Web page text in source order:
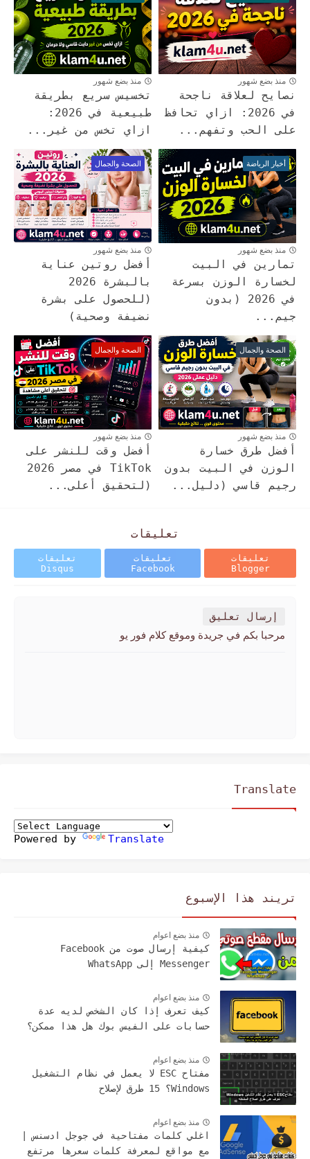
منذ بضع شهور
نصايح لعلاقة ناجحة
في 2026: ازاي تحافظ
على الحب وتفهم...
منذ بضع شهور
تخسيس سريع بطريقة
طبيعية في 2026:
ازاي تخس من غير...
أخبار الرياضة
منذ بضع شهور
تمارين في البيت
لخسارة الوزن بسرعة
في 2026 (بدون
جيم...
الصحة والجمال
منذ بضع شهور
أفضل روتين عناية
بالبشرة 2026
(للحصول على بشرة
نضيفة وصحية)
الصحة والجمال
منذ بضع شهور
أفضل طرق خسارة
الوزن في البيت بدون
رجيم قاسي (دليل...
الصحة والجمال
منذ بضع شهور
أفضل وقت للنشر على
TikTok في مصر 2026
(لتحقيق أعلى...
تعليقات
تعليقات
Blogger
تعليقات
Facebook
تعليقات
Disqus
إرسال تعليق
مرحبا بكم في جريدة وموقع كلام فور يو
Translate
Powered by Translate
تريند هذا الإسبوع
منذ بضع اعوام
كيفية إرسال صوت من Facebook
Messenger إلى WhatsApp
منذ بضع اعوام
كيف تعرف إذا كان الشخص لديه عدة
حسابات على الفيس بوك هل هذا ممكن؟
منذ بضع اعوام
مفتاح ESC لا يعمل في نظام التشغيل
Windows؟ 15 طرق لإصلاح
منذ بضع اعوام
اغلي كلمات مفتاحية في جوجل ادسنس |
مع مواقع لمعرفة كلمات سعرها مرتفع